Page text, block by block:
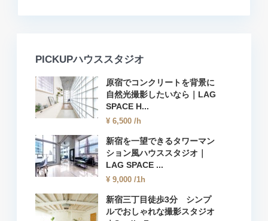
PICKUPハウススタジオ
原宿でコンクリートを背景に
自然光撮影したいなら｜LAG
SPACE H...
¥ 6,500 /h
新宿を一望できるタワーマン
ション風ハウススタジオ｜
LAG SPACE ...
¥ 9,000 /1h
新宿三丁目徒歩3分 シンプ
ルでおしゃれな撮影スタジオ